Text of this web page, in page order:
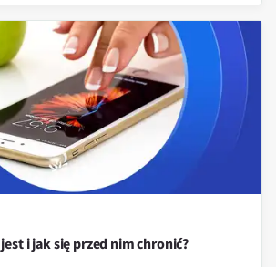
i jak się przed nim chronić?